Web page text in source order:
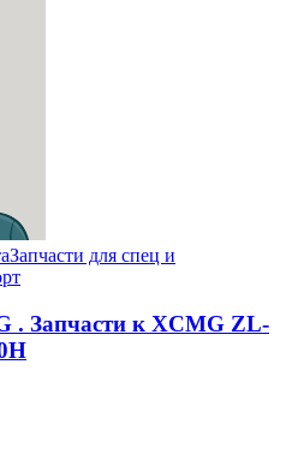
Запчасти для спец и
. Запчасти к XCMG ZL-